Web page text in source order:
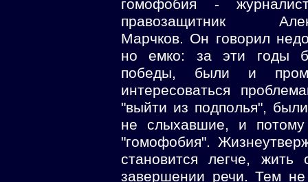
гомофобия -
правозащитник
Марчков. Он говорил
но емко: за эти годы
победы, были и
интересоваться
"выйти из подполья",
не слыхавшие, и
"гомофобия".
становится легче, жить
завершении речи. Тем